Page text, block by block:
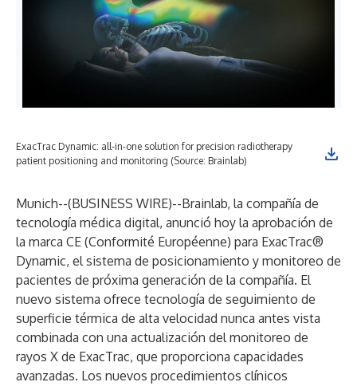
ExacTrac Dynamic: all-in-one solution for precision radiotherapy
patient positioning and monitoring (Source: Brainlab)
Munich--(BUSINESS WIRE)--Brainlab, la compañía de
tecnología médica digital, anunció hoy la aprobación de
la marca CE (Conformité Européenne) para ExacTrac®
Dynamic, el sistema de posicionamiento y monitoreo de
pacientes de próxima generación de la compañía. El
nuevo sistema ofrece tecnología de seguimiento de
superficie térmica de alta velocidad nunca antes vista
combinada con una actualización del monitoreo de
rayos X de ExacTrac, que proporciona capacidades
avanzadas. Los nuevos procedimientos clínicos